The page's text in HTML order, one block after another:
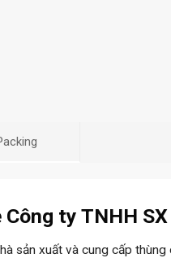
ty TNHH
sản xuất và cung cấp